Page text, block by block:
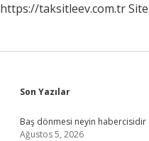
https://taksitleev.com.tr
Sidebar
Son Yazılar
Baş dönmesi neyin habercisidir
Ağustos 5, 2026